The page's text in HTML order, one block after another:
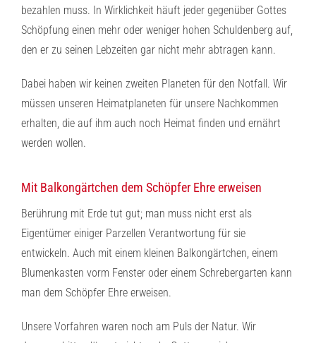
bezahlen muss. In Wirklichkeit häuft jeder gegenüber Gottes
Schöpfung einen mehr oder weniger hohen Schuldenberg auf,
den er zu seinen Lebzeiten gar nicht mehr abtragen kann.
Dabei haben wir keinen zweiten Planeten für den Notfall. Wir
müssen unseren Heimatplaneten für unsere Nachkommen
erhalten, die auf ihm auch noch Heimat finden und ernährt
werden wollen.
Mit Balkongärtchen dem Schöpfer Ehre erweisen
Berührung mit Erde tut gut; man muss nicht erst als
Eigentümer einiger Parzellen Verantwortung für sie
entwickeln. Auch mit einem kleinen Balkongärtchen, einem
Blumenkasten vorm Fenster oder einem Schrebergarten kann
man dem Schöpfer Ehre erweisen.
Unsere Vorfahren waren noch am Puls der Natur. Wir